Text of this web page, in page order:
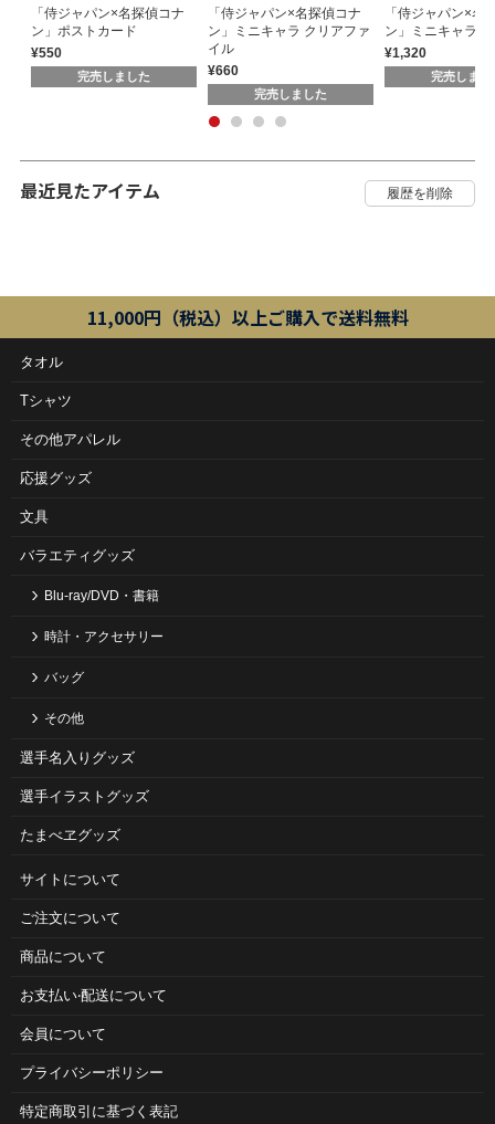
「侍ジャパン×名探偵コナ
ン」ポストカード
¥550
完売しました
「侍ジャパン×名探偵コナ
ン」ミニキャラ クリアファ
イル
¥660
完売しました
「侍ジャパン×名
ン」ミニキャラ
¥1,320
完売しまし
最近見たアイテム
11,000円（税込）以上ご購入で送料無料
タオル
Tシャツ
その他アパレル
応援グッズ
文具
バラエティグッズ
Blu-ray/DVD・書籍
時計・アクセサリー
バッグ
その他
選手名入りグッズ
選手イラストグッズ
たまべヱグッズ
サイトについて
ご注⽂について
商品について
お⽀払い‧配送について
会員について
プライバシーポリシー
特定商取引に基づく表記